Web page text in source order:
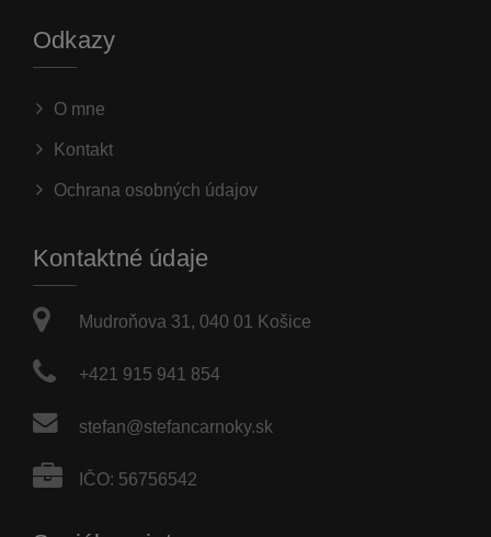
Odkazy
O mne
Kontakt
Ochrana osobných údajov
Kontaktné údaje
Mudroňova 31, 040 01 Košice
+421 915 941 854
stefan@stefancarnoky.sk
IČO: 56756542